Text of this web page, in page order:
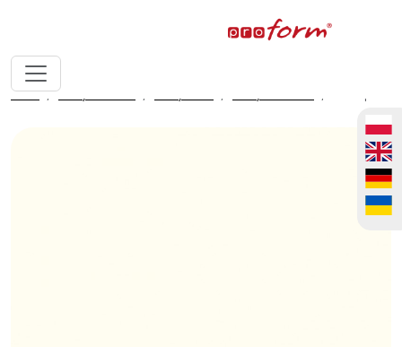
home fronty meblowe